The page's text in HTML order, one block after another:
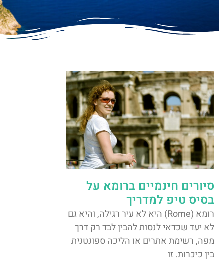
סיורים חינמיים ברומא על
בסיס טיפ למדריך
רומא (Rome) היא לא עיר רגילה, והיא גם
לא יעד שכדאי לנסות להבין לבד רק דרך
מפה, רשימת אתרים או הליכה ספונטנית
בין כיכרות. זו